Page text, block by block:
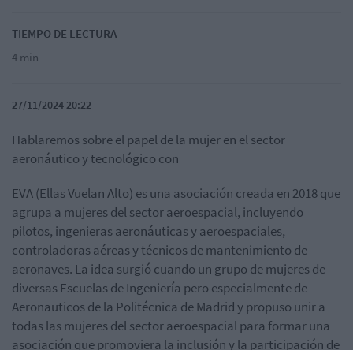
TIEMPO DE LECTURA
4 min
27/11/2024 20:22
Hablaremos sobre el papel de la mujer en el sector
aeronáutico y tecnológico con
EVA (Ellas Vuelan Alto) es una asociación creada en 2018 que
agrupa a mujeres del sector aeroespacial, incluyendo
pilotos, ingenieras aeronáuticas y aeroespaciales,
controladoras aéreas y técnicos de mantenimiento de
aeronaves. La idea surgió cuando un grupo de mujeres de
diversas Escuelas de Ingeniería pero especialmente de
Aeronauticos de la Politécnica de Madrid y propuso unir a
todas las mujeres del sector aeroespacial para formar una
asociación que promoviera la inclusión y la participación de